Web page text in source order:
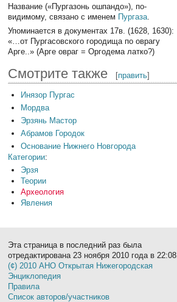
Название («Пургазонь ошпандо»), по-
видимому, связано с именем Пургаза
Упоминается в документах 17в. (1628, 1630):
«…от Пургасовского городища по оврагу
Арге..» (Арге овраг = Оргодема латко?)
Смотрите также [править]
Инязор Пургас
Мордва
Эрзянь Мастор
Абрамов Городок
Основание Нижнего Новгорода
Категории:
Эрзя
Теории
Археология
Явления
Эта страница в последний раз была
отредактирована 23 ноября 2010 года в 22:08.
(¢) 2010 АНО Открытая Нижегородская
Энциклопедия
Правила
Список авторов/участников